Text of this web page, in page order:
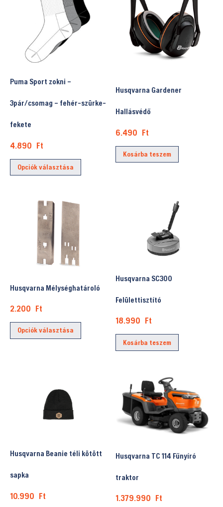
Puma Sport zokni –
3pár/csomag – fehér-szürke-
fekete
4.890 Ft
Opciók választása
Ennek
termékoldalon
választhatók
Husqvarna Gardener
Hallásvédő
6.490 Ft
Kosárba teszem
Husqvarna Mélységhatároló
2.200 Ft
Opciók választása
Ennek
választhatók
Husqvarna SC300
Felülettisztító
18.990 Ft
Kosárba teszem
Husqvarna Beanie téli kötött
sapka
10.990 Ft
Husqvarna TC 114 Fűnyíró
traktor
1.379.990 Ft